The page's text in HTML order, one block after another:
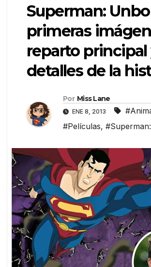
Superman:
primeras
reparto principal
detalles de la
Por Miss Lane
ENE 8, 2013
#Películas,